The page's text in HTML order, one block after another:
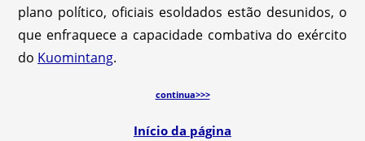
plano político, oficiais esoldados estão desunidos, o
que enfraquece a capacidade combativa do exército
do Kuomintang.
continua>>>
Início da página